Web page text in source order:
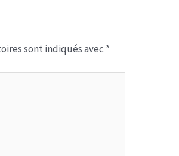
sont indiqués avec *